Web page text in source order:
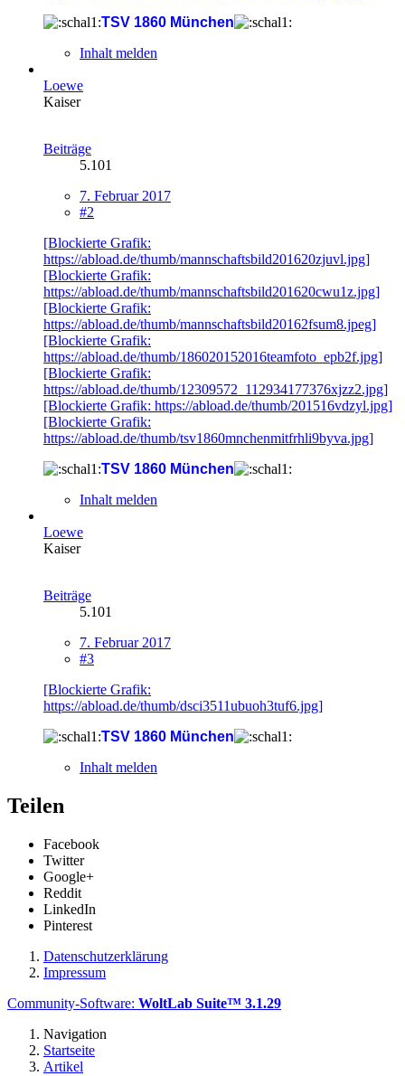
TSV 1860 München
Inhalt melden
Loewe
Kaiser
Beiträge
5.101
7. Februar 2017
#2
[Blockierte Grafik:
https://abload.de/thumb/mannschaftsbild201620zjuvl.jpg]
[Blockierte Grafik:
https://abload.de/thumb/mannschaftsbild201620cwu1z.jpg]
[Blockierte Grafik:
https://abload.de/thumb/mannschaftsbild20162fsum8.jpeg]
[Blockierte Grafik:
https://abload.de/thumb/186020152016teamfoto_epb2f.jpg]
[Blockierte Grafik:
https://abload.de/thumb/12309572_112934177376xjzz2.jpg]
[Blockierte Grafik: https://abload.de/thumb/201516vdzyl.jpg]
[Blockierte Grafik:
https://abload.de/thumb/tsv1860mnchenmitfrhli9byva.jpg]
TSV 1860 München
Inhalt melden
Loewe
Kaiser
Beiträge
5.101
7. Februar 2017
#3
[Blockierte Grafik:
https://abload.de/thumb/dsci3511ubuoh3tuf6.jpg]
TSV 1860 München
Inhalt melden
Teilen
Facebook
Twitter
Google+
Reddit
LinkedIn
Pinterest
Datenschutzerklärung
Impressum
Community-Software: WoltLab Suite™ 3.1.29
Navigation
Startseite
Artikel